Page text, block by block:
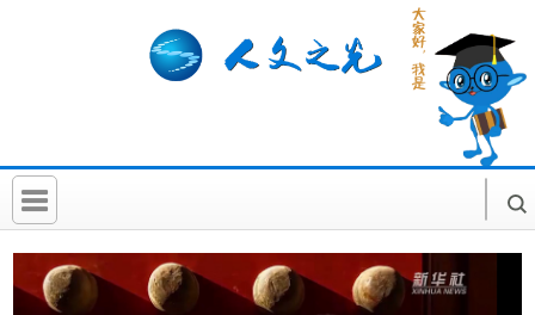
首 页
社科要闻